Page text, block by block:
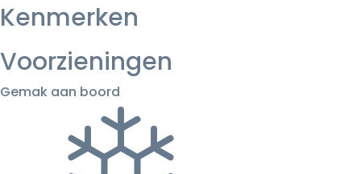
Kenmerken
Voorzieningen
Gemak aan boord